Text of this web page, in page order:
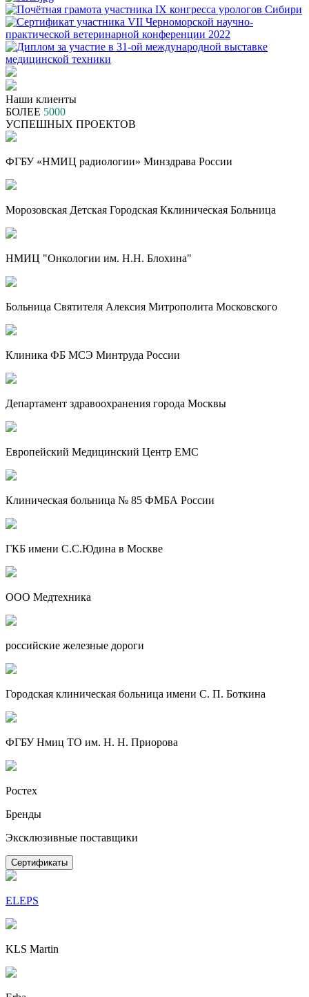
Наши клиенты
БОЛЕЕ 5000
УСПЕШНЫХ ПРОЕКТОВ
ФГБУ «НМИЦ радиологии» Минздрава России
Морозовская Детская Городская Кклиническая Больница
НМИЦ "Онкологии им. Н.Н. Блохина"
Больница Святителя Алексия Митрополита Московского
Клиника ФБ МСЭ Минтруда России
Департамент здравоохранения города Москвы
Европейский Медицинский Центр EMC
Клиническая больница № 85 ФМБА России
ГКБ имени С.С.Юдина в Москве
ООО Медтехника
российские железные дороги
Городская клиническая больница имени С. П. Боткина
ФГБУ Нмиц ТО им. Н. Н. Приорова
Ростех
Бренды
Эксклюзивные поставщики
Сертификаты
ELEPS
KLS Martin